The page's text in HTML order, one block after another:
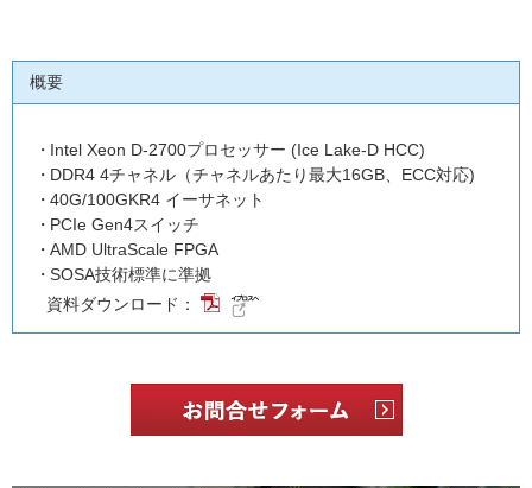
概要
Intel Xeon D-2700プロセッサー (Ice Lake-D HCC)
DDR4 4チャネル（チャネルあたり最大16GB、ECC対応)
40G/100GKR4 イーサネット
PCIe Gen4スイッチ
AMD UltraScale FPGA
SOSA技術標準に準拠
資料ダウンロード：